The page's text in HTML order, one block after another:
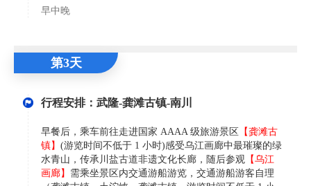
早中晚
第3天
行程安排：武隆-龚滩古镇-南川
早餐后，乘车前往走进国家 AAAA 级旅游景区
【龚滩古
镇】 (游览时间不低于 1 小时)感受乌江画廊中最璀璨的绿
水青山，传承川盐古道非遗文化长廊，随后参观 【乌江
画廊】 需乘坐景区内交通游船游览，交通游船游客自理